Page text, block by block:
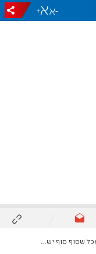
-
+
יש יציבות שלטונית